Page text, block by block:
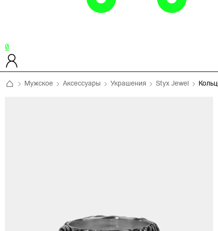
0
Мужское Аксессуары Украшения Styx Jewel